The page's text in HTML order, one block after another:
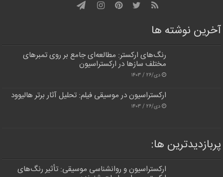
آخرین نوشته ها
رنگ‌های ارکستر: مطالعه‌ای جامع بر روی تمبرهای
مختلف سازها در ارکستراسیون
دی/۲۶ / ۱۴۰۳
ارکستراسیون در موسیقی فیلم: تحلیل آثار برتر هالیوود
دی/۲۶ / ۱۴۰۳
پربازدیدترین‌ ها:
ارکستراسیون و روانشناسی موسیقی: تأثیر رنگ‌های